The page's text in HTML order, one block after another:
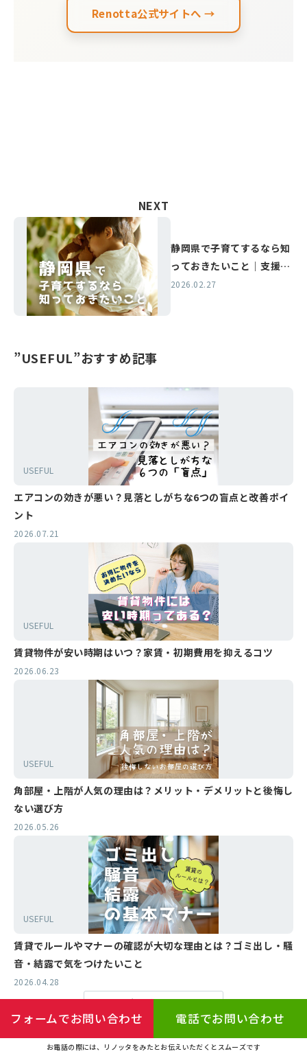
Renotta公式サイトへ →
NEXT
静岡県で子育てするなら知
っておきたいこと｜支援制
度と暮らしやすさ
2026.02.27
”USEFUL”おすすめ記事
USEFUL
エアコンの効きが悪い？見落としがちな6つの盲点と改善ポイ
ント
2026.07.21
USEFUL
賃貸物件が安い時期はいつ？家賃・初期費用を抑えるコツ
2026.06.23
USEFUL
角部屋・上階が人気の理由は？メリット・デメリットと後悔し
ない選び方
2026.05.26
USEFUL
賃貸でルールやマナーの確認が大切な理由とは？ゴミ出し・騒
音・結露で気をつけたいこと
2026.04.28
もっと見る
ブログトップへ
フォームでお問い合わせ 電話でお問い合わせ
お電話の際には、リノッタをみたとお伝えいただくとスムーズです